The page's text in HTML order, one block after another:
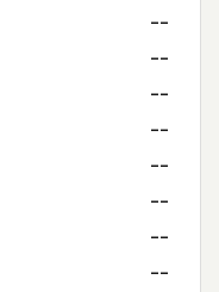
--
--
--
--
--
--
--
--